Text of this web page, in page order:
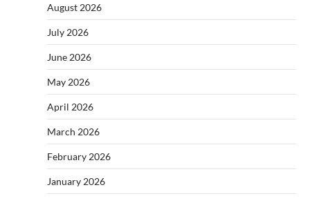
August 2026
July 2026
June 2026
May 2026
April 2026
March 2026
February 2026
January 2026